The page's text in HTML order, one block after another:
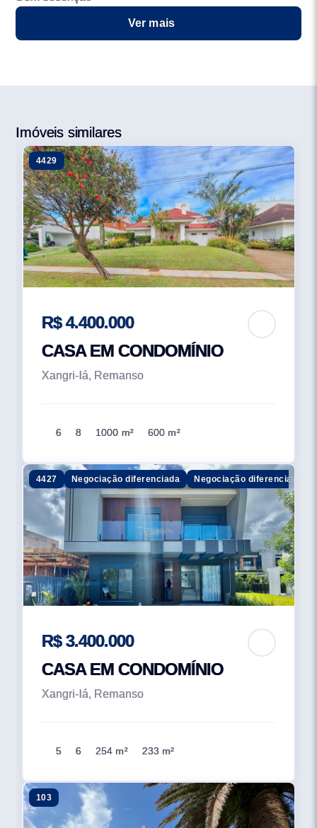
Ver mais
Imóveis similares
4429
R$ 4.400.000
CASA EM CONDOMÍNIO
Xangri-lá, Remanso
6 8 1000 m² 600 m²
4427 Negociação diferenciada Negociação diferenciada
R$ 3.400.000
CASA EM CONDOMÍNIO
Xangri-lá, Remanso
5 6 254 m² 233 m²
103